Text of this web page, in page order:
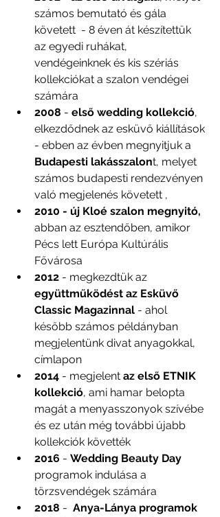
számos bemutató és gála
követett  - 8 éven át készítettük
az egyedi ruhákat,
vendégeinknek és kis szériás
kollekciókat a szalon vendégei
számára
2008 - első wedding kollekció,
elkezdődnek az esküvő kiállítások
- ebben az évben megnyitjuk a
Budapesti lakásszalont, melyet
számos budapesti rendezvényen
való megjelenés követett ,
2010 - új Kloé szalon megnyitó,
abban az esztendőben, amikor
Pécs lett Európa Kultúrális
Fővárosa
2012 - megkezdtük az
együttműködést az Esküvő
Classic Magazinnal - ahol
később számos példányban
megjelentünk divat anyagokkal,
címlapon
2014 - megjelent az első ETNIK
kollekció, ami hamar belopta
magát a menyasszonyok szívébe
és ez után még további újabb
kollekciók követték
2016 - Wedding Beauty Day
programok indulása a
törzsvendégek számára
2018 - Anya-Lánya programok